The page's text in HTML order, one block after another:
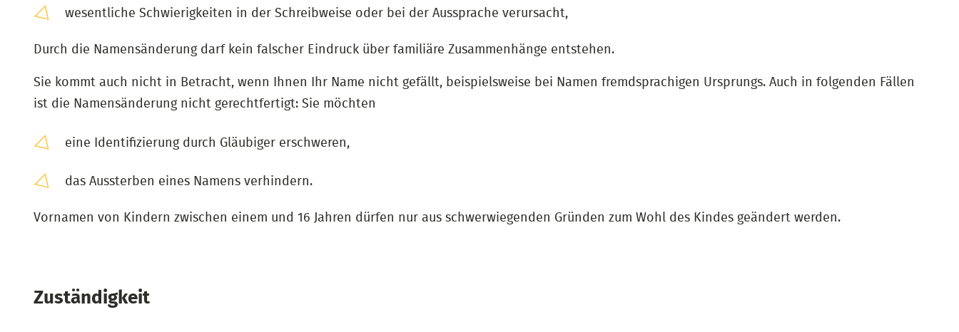
wesentliche Schwierigkeiten in der Schreibweise oder bei der Aussprache verursacht,
Durch die Namensänderung darf kein falscher Eindruck über familiäre Zusammenhänge entstehen.
Sie kommt auch nicht in Betracht, wenn Ihnen Ihr Name nicht gefällt, beispielsweise bei Namen fremdsprachigen Ursprungs. Auch in folgenden Fällen
ist die Namensänderung nicht gerechtfertigt: Sie möchten
eine Identifizierung durch Gläubiger erschweren,
das Aussterben eines Namens verhindern.
Vornamen von Kindern zwischen einem und 16 Jahren dürfen nur aus schwerwiegenden Gründen zum Wohl des Kindes geändert werden.
Zuständigkeit